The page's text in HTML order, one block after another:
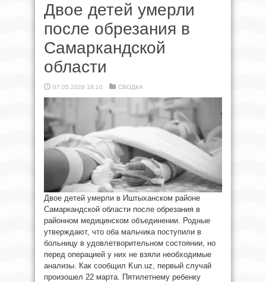
Двое детей умерли
после обрезания в
Самаркандской
области
07.05.2026 18:10 СВОДКА
Двое детей умерли в Иштыханском районе
Самаркандской области после обрезания в
районном медицинском объединении. Родные
утверждают, что оба мальчика поступили в
больницу в удовлетворительном состоянии, но
перед операцией у них не взяли необходимые
анализы. Как сообщил Kun.uz, первый случай
произошел 22 марта. Пятилетнему ребенку